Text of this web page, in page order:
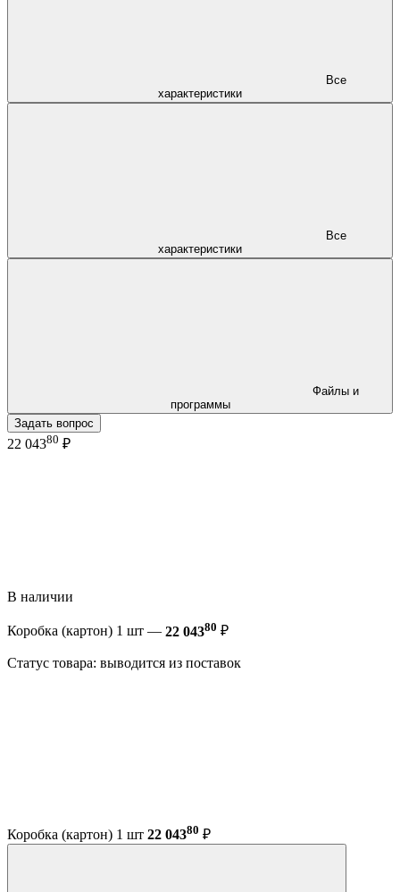
характеристики
характеристики
программы
Задать вопрос
22 04380 ₽
В наличии
Коробка (картон) 1 шт — 22 04380 ₽
Статус товара: выводится из поставок
Коробка (картон) 1 шт 22 04380 ₽